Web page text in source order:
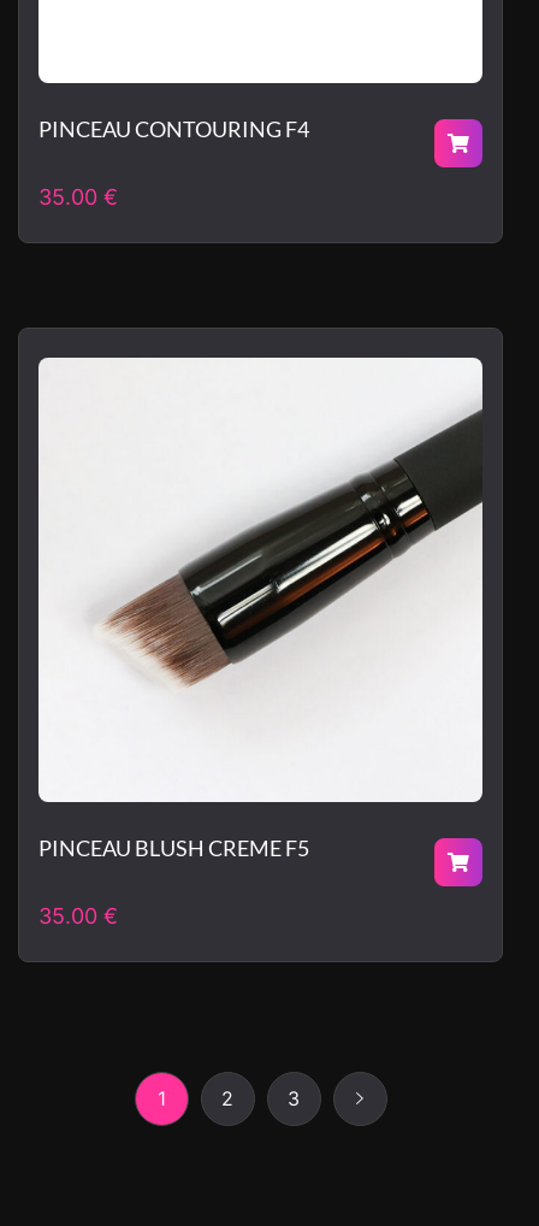
PINCEAU CONTOURING F4
35.00 €
PINCEAU BLUSH CREME F5
35.00 €
1 2 3